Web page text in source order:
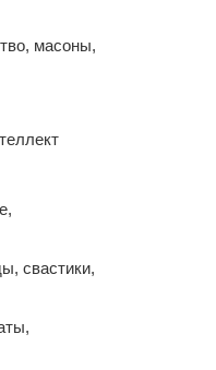
масоны,
свастики,